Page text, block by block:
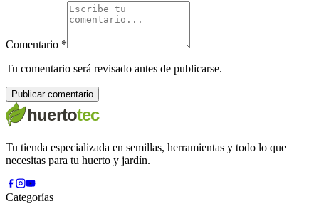
Comentario *
Tu comentario será revisado antes de publicarse.
Publicar comentario
Tu tienda especializada en semillas, herramientas y todo lo que
necesitas para tu huerto y jardín.
Categorías